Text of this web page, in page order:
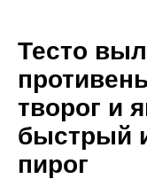
Тесто
творог и
быстрый
пирог